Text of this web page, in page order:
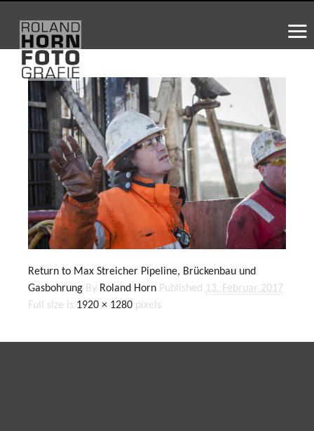
Return to Max Streicher Pipeline, Brückenbau und
Gasbohrung By Roland Horn Published 13. Februar 2017
Full size is 1920 × 1280 pixels